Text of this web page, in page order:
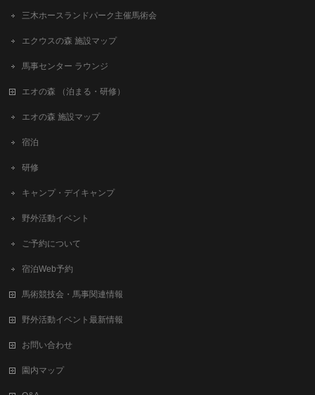
三木ホースランドパーク主催馬術会
エクウスの森 施設マップ
馬事センター ラウンジ
エオの森 （泊まる・研修）
エオの森 施設マップ
宿泊
研修
キャンプ・デイキャンプ
野外活動イベント
ご予約について
宿泊Web予約
馬術競技会・馬事関連情報
野外活動イベント最新情報
お問い合わせ
園内マップ